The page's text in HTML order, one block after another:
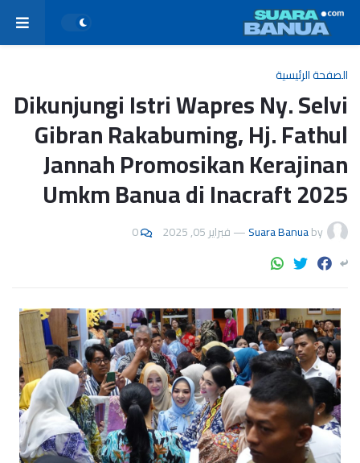
الصفحة الرئيسية
Dikunjungi Istri Wapres Ny. Selvi
Gibran Rakabuming, Hj. Fathul
Jannah Promosikan Kerajinan
Umkm Banua di Inacraft 2025
by
Suara Banua
—فبراير 05, 2025 0